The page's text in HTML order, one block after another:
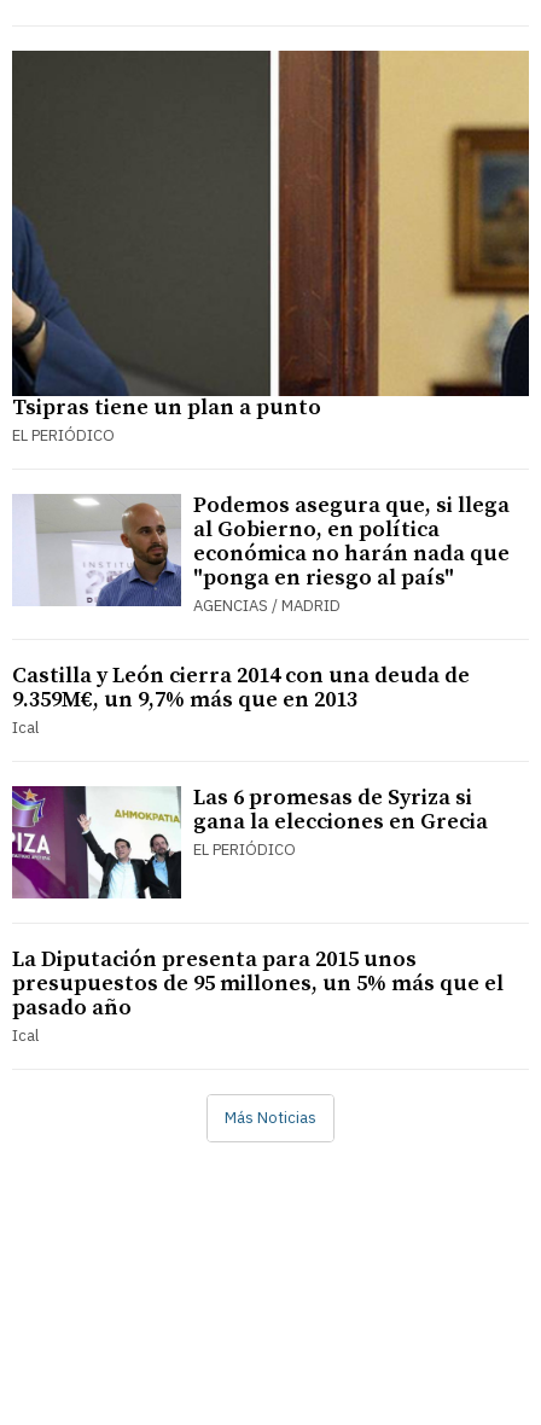
Tsipras tiene un plan a punto
EL PERIÓDICO
Podemos asegura que, si llega
al Gobierno, en política
económica no harán nada que
"ponga en riesgo al país"
AGENCIAS / MADRID
Castilla y León cierra 2014 con una deuda de
9.359M€, un 9,7% más que en 2013
Ical
Las 6 promesas de Syriza si
gana la elecciones en Grecia
EL PERIÓDICO
La Diputación presenta para 2015 unos
presupuestos de 95 millones, un 5% más que el
pasado año
Ical
Más Noticias